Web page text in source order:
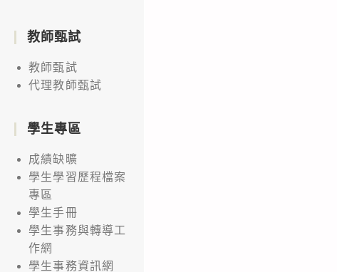
教師甄試
教師甄試
代理教師甄試
學生專區
成績缺曠
學生學習歷程檔案
專區
學生手冊
學生事務與轉導工
作網
學生事務資訊網